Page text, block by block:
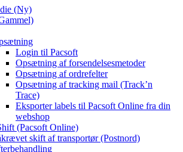
(Ny)
Login til Pacsoft
Opsætning af forsendelsesmetoder
Opsætning af ordrefelter
Opsætning af tracking mail (Track’n
Trace)
Eksporter labels til Pacsoft Online fra din
webshop
(Pacsoft Online)
skift af transportør (Postnord)